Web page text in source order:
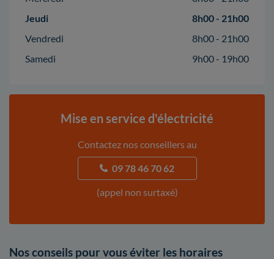
Jeudi
8h00 - 21h00
Vendredi
8h00 - 21h00
Samedi
9h00 - 19h00
Mise en service d'électricité
Contactez nos conseillers au
09 78 46 70 62
(appel non surtaxé)
Nos conseils pour vous éviter les horaires